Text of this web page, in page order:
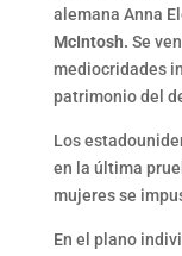
alemana Anna
McIntosh. Se
mediocridades
patrimonio del
Los
en la última
mujeres se
En el plano